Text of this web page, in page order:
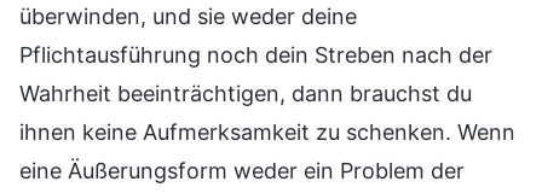
überwinden, und sie weder deine
Pflichtausführung noch dein Streben nach der
Wahrheit beeinträchtigen, dann brauchst du
ihnen keine Aufmerksamkeit zu schenken. Wenn
eine Äußerungsform weder ein Problem der